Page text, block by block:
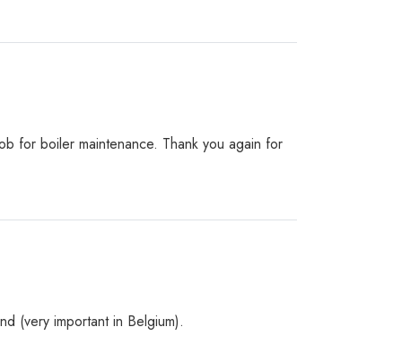
for boiler maintenance. Thank you again for
(very important in Belgium).